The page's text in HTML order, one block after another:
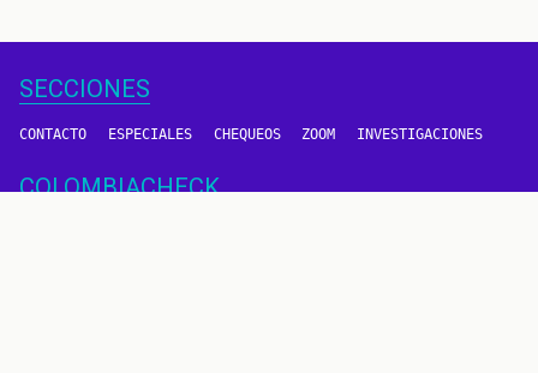
SECCIONES
CONTACTO ESPECIALES CHEQUEOS ZOOM INVESTIGACIONES
COLOMBIACHECK